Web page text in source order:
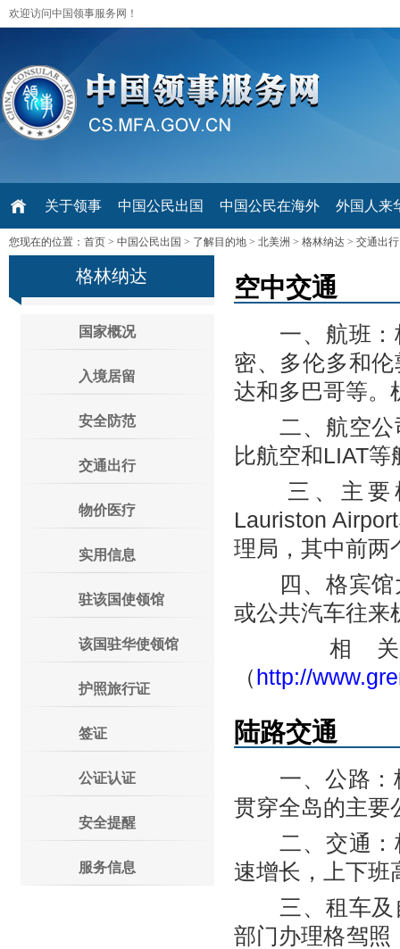
欢迎访问中国领事服务网！
关于领事 中国公民出国 中国公民在海外 外国人来
您现在的位置： 首页 > 中国公民出国 > 了解目的地 > 北美洲 > 格林纳达 > 交通出行
格林纳达
国家概况
入境居留
安全防范
交通出行
物价医疗
实用信息
驻该国使领馆
该国驻华使领馆
护照旅行证
签证
公证认证
安全提醒
服务信息
空中交通
一、航班：格
密、多伦多和
达和多巴哥等。
二、航空公司
比航空和LIAT
三、主要机
Lauriston
理局，其中前两
四、格宾馆大
或公共汽车往来
相关
（http://
陆路交通
一、公路：格
贯穿全岛的主要
二、交通：格
速增长，上下班
三、租车及自
部门办理格驾照